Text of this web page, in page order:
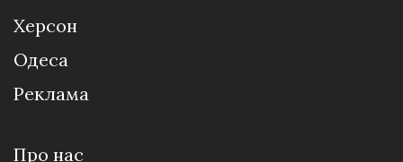
Херсон
Одеса
Реклама
Про нас